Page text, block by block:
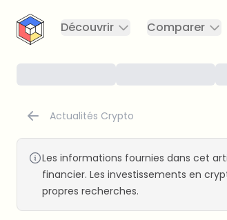
CryptoTicker
Découvrir
Comparer
Actualités Crypto
Les informations fournies dans cet
financier. Les investissements en
propres recherches.